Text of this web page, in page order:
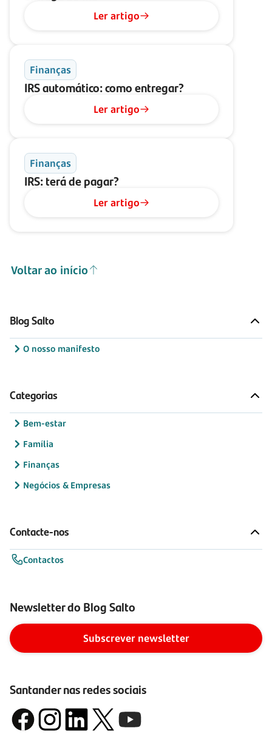
Ler artigo
Finanças
IRS automático: como entregar?
Ler artigo
Finanças
IRS: terá de pagar?
Ler artigo
Voltar ao início
Blog Salto
O nosso manifesto
Categorias
Bem-estar
Família
Finanças
Negócios & Empresas
Contacte-nos
Contactos
Newsletter do Blog Salto
Subscrever newsletter
Santander nas redes sociais